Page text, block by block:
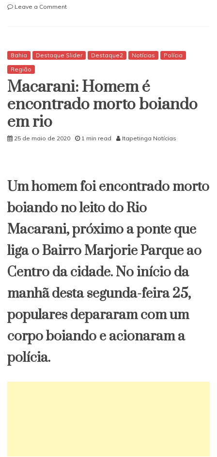
Leave a Commenton
anos
Nivaldo
Viana
Bahia Destaque Slider Destaque2 Notícias
Polícia
Região
Macarani: Homem é
encontrado morto boiando
em rio
25 de maio de 2020 1 min read Itapetinga Notícias
Um homem foi encontrado morto
boiando no leito do Rio
Macarani, próximo a ponte que
liga o Bairro Marjorie Parque ao
Centro da cidade. No início da
manhã desta segunda-feira 25,
populares depararam com um
corpo boiando e acionaram a
polícia.